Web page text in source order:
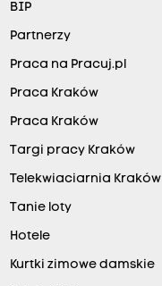
BIP
Partnerzy
Praca na Pracuj.pl
Praca Kraków
Praca Kraków
Targi pracy Kraków
Telekwiaciarnia Kraków
Tanie loty
Hotele
Kurtki zimowe damskie